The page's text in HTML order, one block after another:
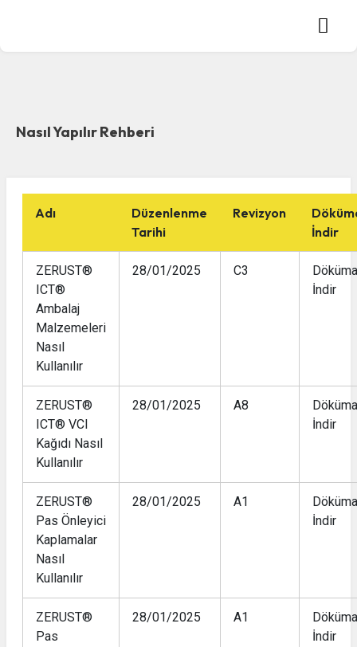
Nasıl Yapılır Rehberi
Adı
Düzenlenme
Tarihi
Revizyon
İndir
ZERUST®
ICT®
Ambalaj
Malzemeleri
Nasıl
Kullanılır
28/01/2025 C3
İndir
ZERUST®
ICT® VCI
Kağıdı Nasıl
Kullanılır
28/01/2025 A8
İndir
ZERUST®
Pas Önleyici
Kaplamalar
Nasıl
Kullanılır
28/01/2025 A1
İndir
ZERUST®
Pas
28/01/2025 A1
İndir